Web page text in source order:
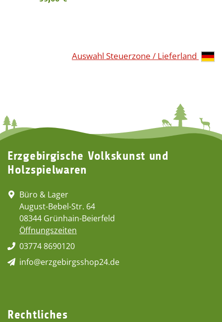
Auswahl Steuerzone / Lieferland
Erzgebirgische Volkskunst und
Holzspielwaren
Büro & Lager
August-Bebel-Str. 64
08344 Grünhain-Beierfeld
Öffnungszeiten
03774 8690120
info@erzgebirgsshop24.de
Rechtliches